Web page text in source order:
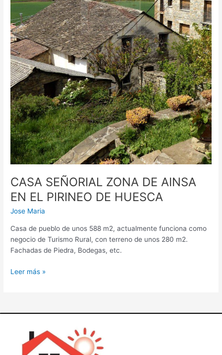
CASA SEÑORIAL ZONA DE AINSA
EN EL PIRINEO DE HUESCA
Jose Maria
Casa de pueblo de unos 588 m2, actualmente funciona como
negocio de Turismo Rural, con terreno de unos 280 m2.
Fachadas de Piedra, Bodegas, etc.
Leer más »